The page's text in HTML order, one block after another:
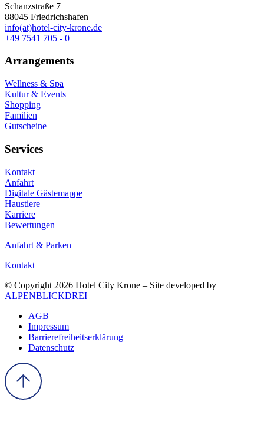
Schanzstraße 7
88045 Friedrichshafen
info(at)hotel-city-krone.de
+49 7541 705 - 0
Arrangements
Wellness & Spa
Kultur & Events
Shopping
Familien
Gutscheine
Services
Kontakt
Anfahrt
Digitale Gästemappe
Haustiere
Karriere
Bewertungen
Anfahrt & Parken
Kontakt
© Copyright 2026 Hotel City Krone – Site developed by
ALPENBLICKDREI
AGB
Impressum
Barrierefreiheitserklärung
Datenschutz